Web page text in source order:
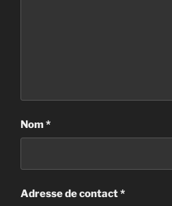
Nom*
Adresse de contact*